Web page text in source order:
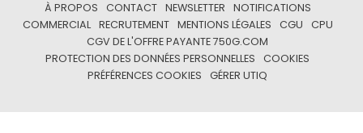
À PROPOS CONTACT NEWSLETTER
NOTIFICATIONS
COMMERCIAL
RECRUTEMENT MENTIONS LÉGALES CGU
CPU
CGV DE L'OFFRE PAYANTE 750G.COM
PROTECTION DES DONNÉES PERSONNELLES
COOKIES
PRÉFÉRENCES COOKIES
GÉRER UTIQ